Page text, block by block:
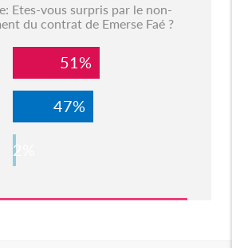
Etes-vous surpris par le non-
du contrat de Emerse Faé ?
51%
47%
2%